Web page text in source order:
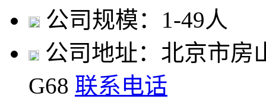
公司规模：1-49人
公司地址：北京市房
G68 联系电话